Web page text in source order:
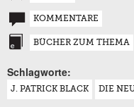
KOMMENTARE
BÜCHER ZUM THEMA
Schlagworte:
J. PATRICK BLACK DIE